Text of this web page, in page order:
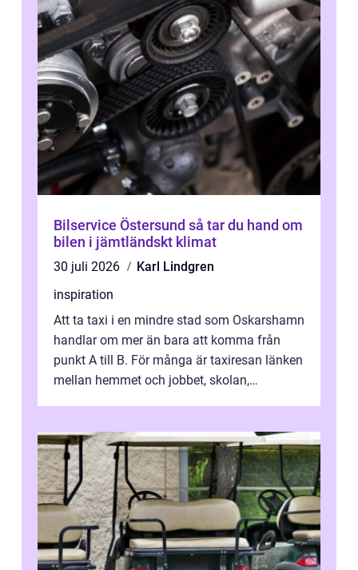
Bilservice Östersund så tar du hand om
bilen i jämtländskt klimat
30 juli 2026
Karl Lindgren
inspiration
Att ta taxi i en mindre stad som Oskarshamn
handlar om mer än bara att komma från
punkt A till B. För många är taxiresan länken
mellan hemmet och jobbet, skolan,